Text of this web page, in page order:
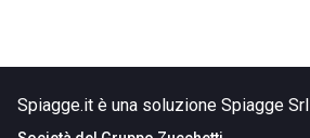
Spiagge.it è una soluzione Spiagge Srl